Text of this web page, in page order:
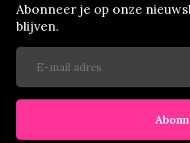
Abonneer je op onze
blijven.